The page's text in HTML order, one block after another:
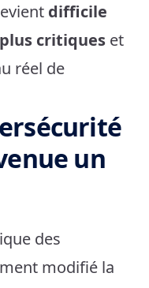
difficile
critiques et
réel de
un
des
modifié la